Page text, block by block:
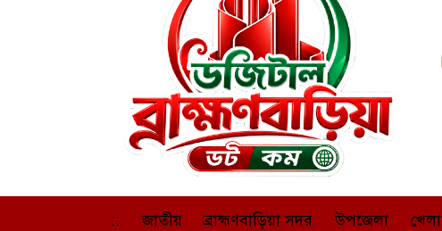
:: জাতীয় ব্রাহ্মণবাড়িয়া সদর উপজেলা খেলা